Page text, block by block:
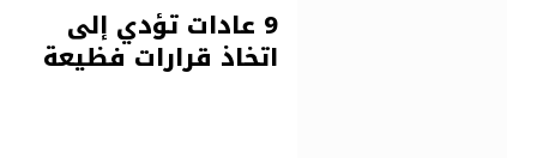
9 عادات تؤدي إلى
اتخاذ قرارات فظيعة